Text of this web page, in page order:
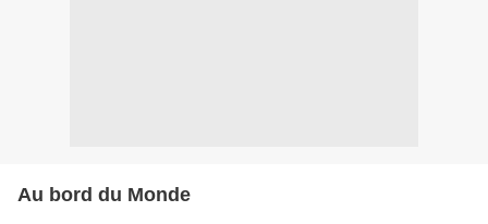
Au bord du Monde